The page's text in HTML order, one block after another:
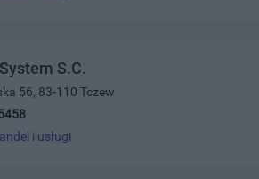
S.C.
56, 83-110 Tczew
i usługi